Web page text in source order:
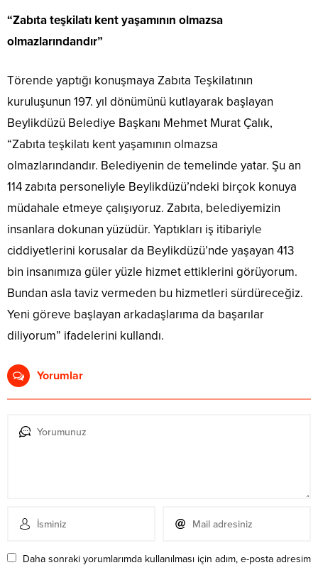
“Zabıta teşkilatı kent yaşamının olmazsa
olmazlarındandır”
Törende yaptığı konuşmaya Zabıta Teşkilatının
kuruluşunun 197. yıl dönümünü kutlayarak başlayan
Beylikdüzü Belediye Başkanı Mehmet Murat Çalık,
“Zabıta teşkilatı kent yaşamının olmazsa
olmazlarındandır. Belediyenin de temelinde yatar. Şu an
114 zabıta personeliyle Beylikdüzü’ndeki birçok konuya
müdahale etmeye çalışıyoruz. Zabıta, belediyemizin
insanlara dokunan yüzüdür. Yaptıkları iş itibariyle
ciddiyetlerini korusalar da Beylikdüzü’nde yaşayan 413
bin insanımıza güler yüzle hizmet ettiklerini görüyorum.
Bundan asla taviz vermeden bu hizmetleri sürdüreceğiz.
Yeni göreve başlayan arkadaşlarıma da başarılar
diliyorum” ifadelerini kullandı.
Yorumlar
Daha sonraki yorumlarımda kullanılması için adım, e-posta adresim